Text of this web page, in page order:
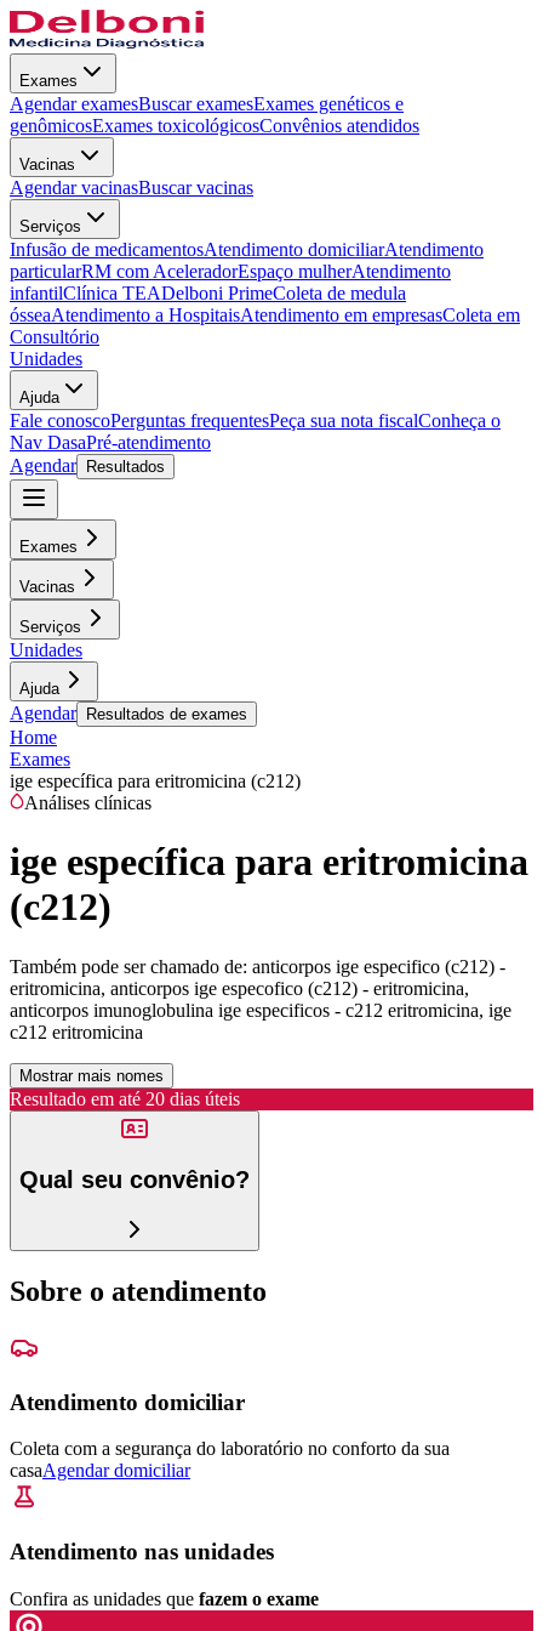
Exames
Agendar examesBuscar examesExames genéticos e
genômicosExames toxicológicosConvênios atendidos
Vacinas
Agendar vacinasBuscar vacinas
Serviços
Infusão de medicamentosAtendimento domiciliarAtendimento
particularRM com AceleradorEspaço mulherAtendimento
infantilClínica TEADelboni PrimeColeta de medula
ósseaAtendimento a HospitaisAtendimento em empresasColeta em
Consultório
Unidades
Ajuda
Fale conoscoPerguntas frequentesPeça sua nota fiscalConheça o
Nav DasaPré-atendimento
Agendar
Resultados
Exames
Vacinas
Serviços
Unidades
Ajuda
Agendar Resultados de exames
Home
Exames
ige específica para eritromicina (c212)
Análises clínicas
ige específica para eritromicina
(c212)
Também pode ser chamado de: anticorpos ige especifico (c212) -
eritromicina, anticorpos ige especofico (c212) - eritromicina,
anticorpos imunoglobulina ige especificos - c212 eritromicina, ige
c212 eritromicina
Mostrar mais nomes
Resultado em até 20 dias úteis
Qual seu convênio?
Sobre o atendimento
Atendimento domiciliar
Coleta com a segurança do laboratório no conforto da sua
casaAgendar domiciliar
Atendimento nas unidades
Confira as unidades que fazem o exame